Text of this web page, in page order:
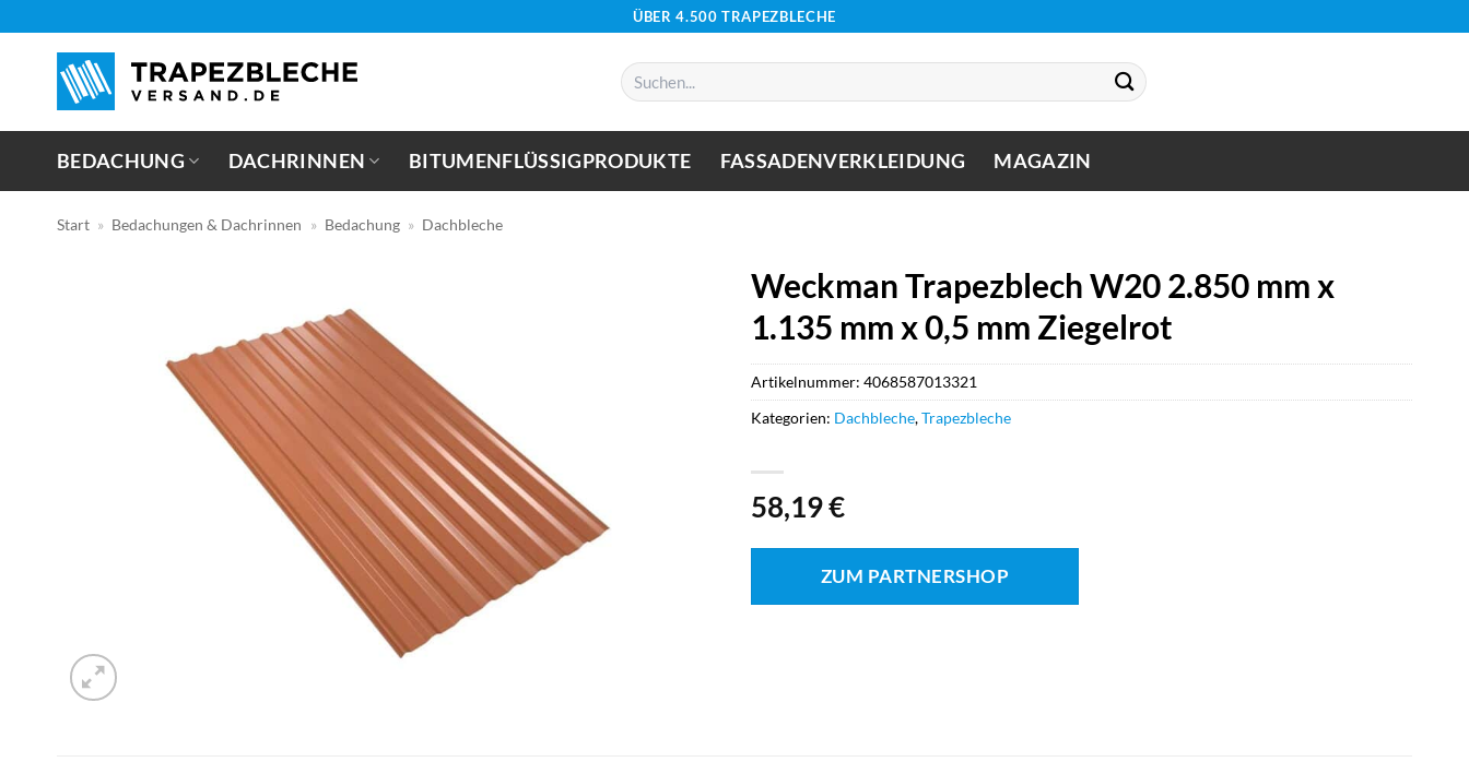
springen
ÜBER 4.500 TRAPEZBLECHE
Suchen
nach:
BEDACHUNG DACHRINNEN BITUMENFLÜSSIGPRODUKTE FASSADENVERKLEIDUNG MAGAZIN
Start » Bedachungen & Dachrinnen » Bedachung » Dachbleche
Weckman Trapezblech W20 2.850 mm x
1.135 mm x 0,5 mm Ziegelrot
58,19€
ZUM PARTNERSHOP
Artikelnummer: 4068587013321
Kategorien: Dachbleche,Trapezbleche